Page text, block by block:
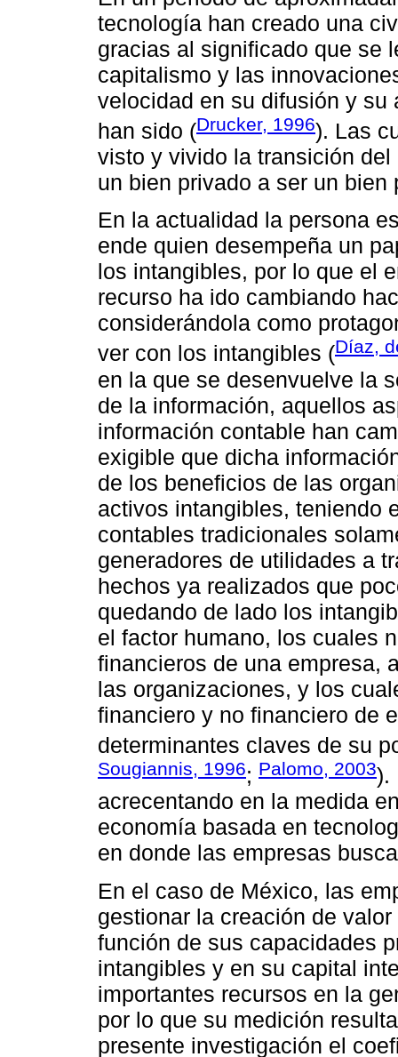
tecnología han creado una
gracias al significado que se
capitalismo y las
velocidad en su difusión y
han sido (Drucker, 1996). Las
visto y vivido la transición
un bien privado a ser un bien
En la actualidad la persona
ende quien desempeña un
los intangibles, por lo que el
recurso ha ido cambiando
considerándola como
ver con los intangibles (Díaz,
en la que se desenvuelve la
de la información, aquellos
información contable han
exigible que dicha
de los beneficios de las
activos intangibles, teniendo
contables tradicionales
generadores de utilidades a
hechos ya realizados que
quedando de lado los
el factor humano, los cuales
financieros de una empresa,
las organizaciones, y los
financiero y no financiero de
determinantes claves de su
Sougiannis, 1996; Palomo, 2003).
acrecentando en la medida
economía basada en
en donde las empresas
En el caso de México, las
gestionar la creación de
función de sus capacidades
intangibles y en su capital
importantes recursos en la
por lo que su medición
presente investigación el